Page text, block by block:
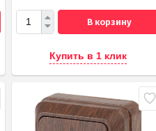
В корзину
Купить в 1 клик